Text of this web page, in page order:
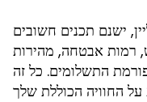
ישנם תכנים חשובים
רמות אבטחה, מהירות
התשלומים. כל זה